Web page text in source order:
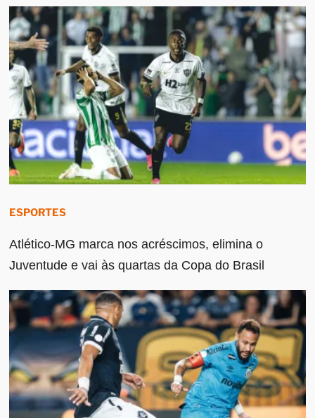
ESPORTES
Atlético-MG marca nos acréscimos, elimina o
Juventude e vai às quartas da Copa do Brasil